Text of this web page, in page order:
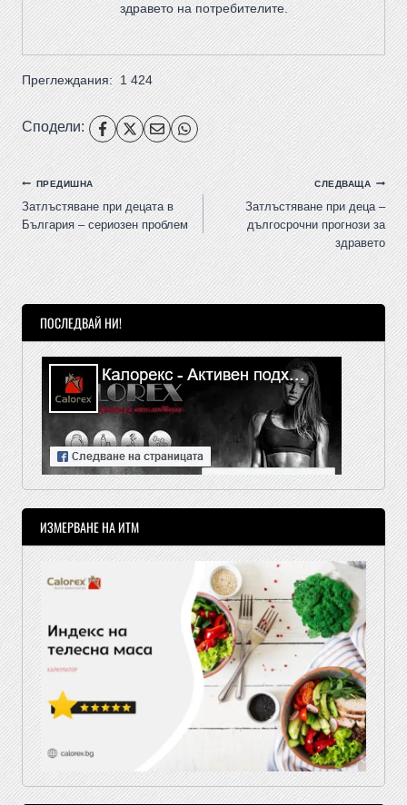
здравето на потребителите.
Преглеждания: 1 424
Сподели:
ПРЕДИШНА
Затлъстяване при децата в
България – сериозен проблем
СЛЕДВАЩА
Затлъстяване при деца –
дългосрочни прогнози за
здравето
ПОСЛЕДВАЙ НИ!
ИЗМЕРВАНЕ НА ИТМ